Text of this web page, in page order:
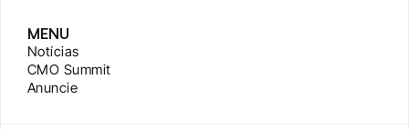
MENU
Notícias
CMO Summit
Anuncie